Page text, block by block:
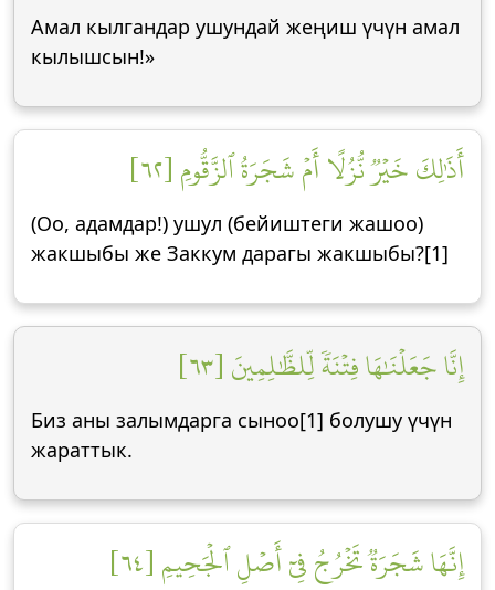
Амал кылгандар ушундай жеңиш үчүн амал
кылышсын!»
أَذَٰلِكَ خَيۡرٞ نُّزُلًا أَمۡ شَجَرَةُ ٱلزَّقُّومِ [٦٢]
(Оо, адамдар!) ушул (бейиштеги жашоо)
жакшыбы же Заккум дарагы жакшыбы?[1]
إِنَّا جَعَلۡنَٰهَا فِتۡنَةٗ لِّلظَّٰلِمِينَ [٦٣]
Биз аны залымдарга сыноо[1] болушу үчүн
жараттык.
إِنَّهَا شَجَرَةٞ تَخۡرُجُ فِيٓ أَصۡلِ ٱلۡجَحِيمِ [٦٤]